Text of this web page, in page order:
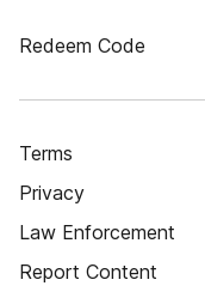
Redeem Code
Terms
Privacy
Law Enforcement
Report Content